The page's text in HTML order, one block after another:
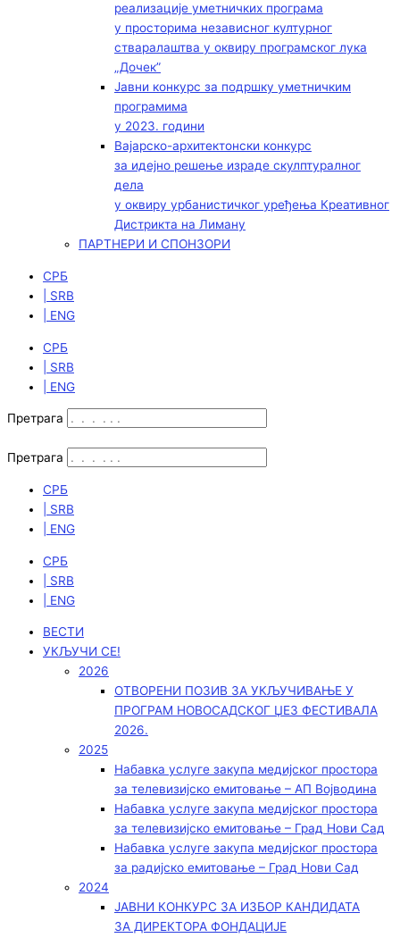
реализације уметничких програма
у просторима независног културног
стваралаштва у оквиру програмског лука
„Дочек”
Јавни конкурс за подршку уметничким
програмима
у 2023. години
Вајарско-архитектонски конкурс
за идејно решење израде скулптуралног
дела
у оквиру урбанистичког уређења Креативног
Дистрикта на Лиману
ПАРТНЕРИ И СПОНЗОРИ
СРБ
| SRB
| ENG
СРБ
| SRB
| ENG
Претрага
Претрага
СРБ
| SRB
| ENG
СРБ
| SRB
| ENG
ВЕСТИ
УКЉУЧИ СЕ!
2026
ОТВОРЕНИ ПОЗИВ ЗА УКЉУЧИВАЊЕ У
ПРОГРАМ НОВОСАДСКОГ ЏЕЗ ФЕСТИВАЛА
2026.
2025
Набавка услуге закупа медијског простора
за телевизијско емитовање – АП Војводинa
Набавка услуге закупа медијског простора
за телевизијско емитовање – Град Нови Сад
Набавка услуге закупа медијског простора
за радијско емитовање – Град Нови Сад
2024
ЈАВНИ КОНКУРС ЗА ИЗБОР КАНДИДАТА
ЗА ДИРЕКТОРА ФОНДАЦИЈЕ